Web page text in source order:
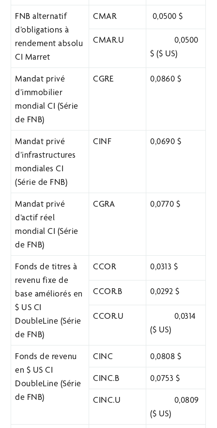
FNB alternatif
d’obligations à
rendement absolu
CI Marret
CMAR 0,0500 $
CMAR.U
0,0500
$ ($ US)
Mandat privé
d’immobilier
mondial CI (Série
de FNB)
CGRE 0,0860 $
Mandat privé
d’infrastructures
mondiales CI
(Série de FNB)
CINF 0,0690 $
Mandat privé
d’actif réel
mondial CI (Série
de FNB)
CGRA 0,0770 $
Fonds de titres à
revenu fixe de
base améliorés en
$ US CI
DoubleLine (Série
de FNB)
CCOR 0,0313 $
CCOR.B 0,0292 $
CCOR.U
0,0314
($ US)
Fonds de revenu
en $ US CI
DoubleLine (Série
de FNB)
CINC 0,0808 $
CINC.B 0,0753 $
CINC.U
0,0809
($ US)